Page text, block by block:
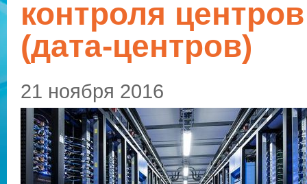
контроля
(дата-центров)
21 ноября 2016